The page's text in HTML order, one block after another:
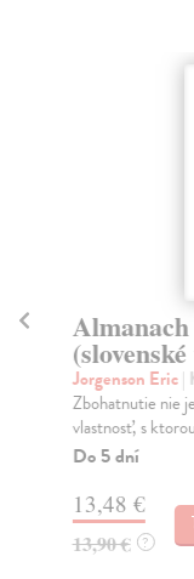
Jorgenson Eric|
Zbohatnutie nie
vlastnosť, s
Do 5 dní
13,48 €
13,90 € ?